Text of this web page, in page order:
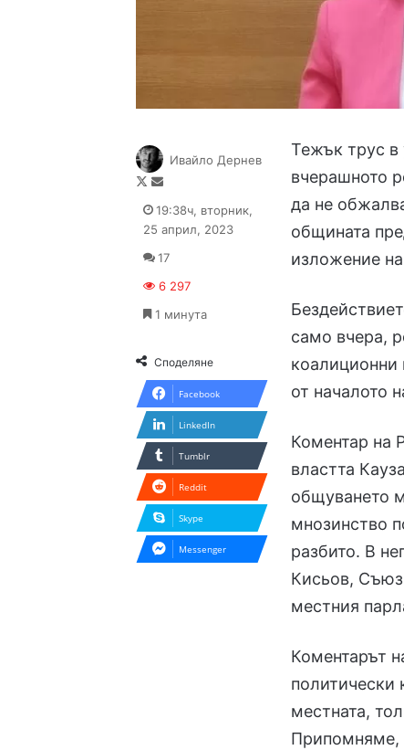
Тежък трус в
вчерашното
да не
общината
изложение на
само вчера,
коалиционни
от началото
Коментар на
властта
общуването
мнозинство
разбито. В
Кисьов,
местния
Коментарът
политически
местната,
Припомняме,
Ивайло Дернев
Follow
Send
email
19:38ч, вторник,
25 април, 2023
17
6 297
1 минута
Споделяне
Facebook
LinkedIn
Tumblr
Reddit
Skype
Messenger